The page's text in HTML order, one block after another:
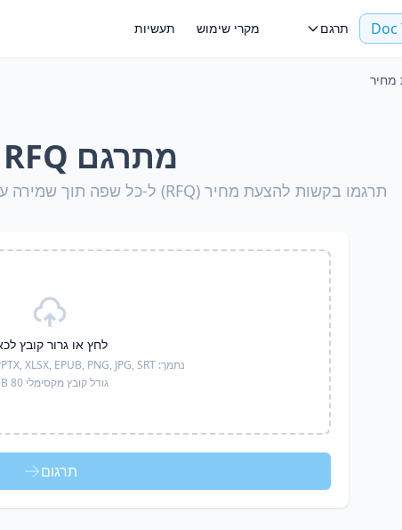
תרגם מקרי שימוש תעשיות
מתרגם RFQ מקוון
תרגמו בקשות להצעת מחיר (RFQ) ל-כל שפה תוך שמירה על מפרטי הפריטים, הכמויות ותנאי האספקה
לחץ או גרור קובץ
נתמך: XLSX, EPUB, PNG, JPG, SRT,
גודל קובץ מקסימלי 80 MB
תרגום